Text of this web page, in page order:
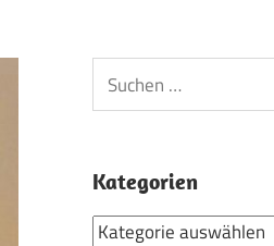
Suchen
nach:
Kategorien
Kategorien